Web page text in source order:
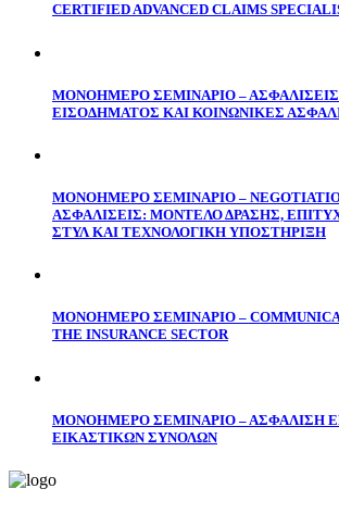
CERTIFIED ADVANCED CLAIMS
ΜΟΝΟΗΜΕΡΟ ΣΕΜΙΝΑΡΙΟ –
ΕΙΣΟΔΗΜΑΤΟΣ ΚΑΙ ΚΟΙΝΩΝΙΚΕΣ
ΜΟΝΟΗΜΕΡΟ ΣΕΜΙΝΑΡΙΟ –
ΑΣΦΑΛΙΣΕΙΣ: ΜΟΝΤΕΛΟ ΔΡΑΣΗΣ,
ΣΤΥΛ ΚΑΙ ΤΕΧΝΟΛΟΓΙΚΗ ΥΠΟΣΤΗΡΙΞΗ
ΜΟΝΟΗΜΕΡΟ ΣΕΜΙΝΑΡΙΟ –
THE INSURANCE SECTOR
ΜΟΝΟΗΜΕΡΟ ΣΕΜΙΝΑΡΙΟ – ΑΣΦΑΛΙΣΗ
ΕΙΚΑΣΤΙΚΩΝ ΣΥΝΟΛΩΝ